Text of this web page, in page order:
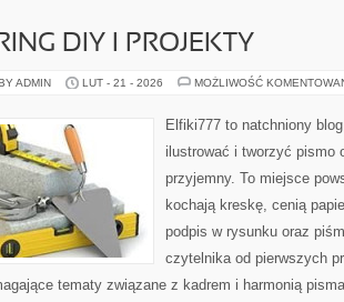
DIY I PROJEKTY
ADMIN LUT - 21 - 2026 MOŻLIWOŚĆ
Elfiki777 to natchniony
ilustrować i tworzyć pismo
przyjemny. To miejsce
kochają kreskę, cenią
podpis w rysunku oraz
czytelnika od pierwszych
tematy związane z kadrem i harmonią